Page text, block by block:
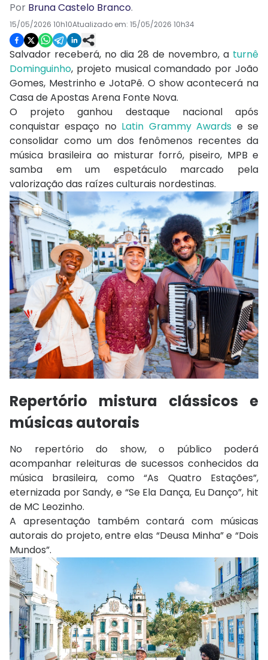
Por Bruna Castelo Branco.
15/05/2026 10h10Atualizado em: 15/05/2026 10h34
Salvador receberá, no dia 28 de novembro, a turnê
Dominguinho, projeto musical comandado por João
Gomes, Mestrinho eJotaPê. O show acontecerá na
Casa de Apostas Arena Fonte Nova.
O projeto ganhou destaque nacional após
conquistar espaço no Latin Grammy Awards e se
consolidar como um dos fenômenos recentes da
música brasileira ao misturar forró, piseiro, MPB e
samba em um espetáculo marcado pela
valorização das raízes culturais nordestinas.
Repertório mistura clássicos e
músicas autorais
No repertório do show, o público poderá
acompanhar releituras de sucessos conhecidos da
música brasileira, como “As Quatro Estações”,
eternizada porSandy, e “Se Ela Dança, Eu Danço”, hit
de MC Leozinho.
A apresentação também contará com músicas
autorais do projeto, entre elas “Deusa Minha” e “Dois
Mundos”.